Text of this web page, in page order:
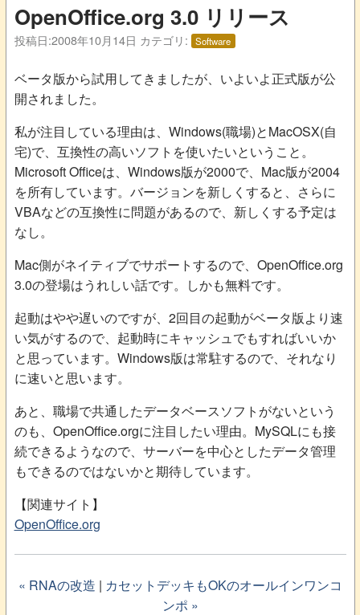
OpenOffice.org 3.0 リリース
投稿日:2008年10月14日 カテゴリ: Software
ベータ版から試用してきましたが、いよいよ正式版が公
開されました。
私が注目している理由は、Windows(職場)とMacOSX(自
宅)で、互換性の高いソフトを使いたいということ。
Microsoft Officeは、Windows版が2000で、Mac版が2004
を所有しています。バージョンを新しくすると、さらに
VBAなどの互換性に問題があるので、新しくする予定は
なし。
Mac側がネイティブでサポートするので、OpenOffice.org
3.0の登場はうれしい話です。しかも無料です。
起動はやや遅いのですが、2回目の起動がベータ版より速
い気がするので、起動時にキャッシュでもすればいいか
と思っています。Windows版は常駐するので、それなり
に速いと思います。
あと、職場で共通したデータベースソフトがないという
のも、OpenOffice.orgに注目したい理由。MySQLにも接
続できるようなので、サーバーを中心としたデータ管理
もできるのではないかと期待しています。
【関連サイト】
OpenOffice.org
« RNAの改造 | カセットデッキもOKのオールインワンコ
ンポ »